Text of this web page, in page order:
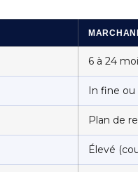
6 à 24
In fine
Plan de
Élevé